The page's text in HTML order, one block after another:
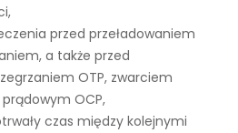
przed przeładowaniem
a także przed
OTP, zwarciem
OCP,
czas między kolejnymi